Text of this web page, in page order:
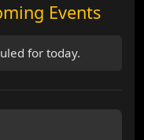
Events
for today.